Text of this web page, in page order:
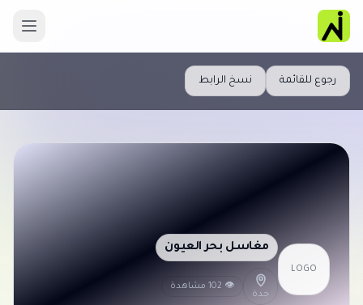
رجوع للقائمة نسخ الرابط
LOGO
مغاسل بحر العيون
جدة
👁 102 مشاهدة